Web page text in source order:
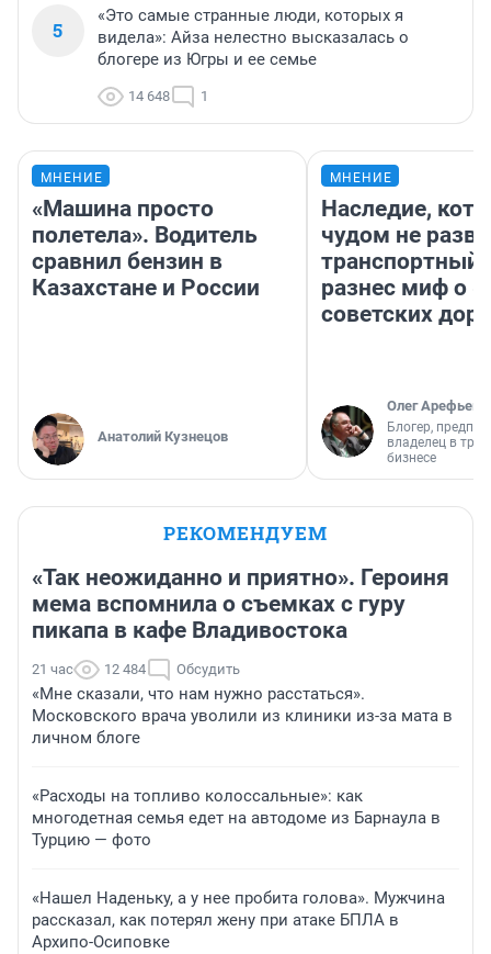
5
«Это самые странные люди, которых я
видела»: Айза нелестно высказалась о
блогере из Югры и ее семье
14 648 1
МНЕНИЕ
«Машина просто
полетела». Водитель
сравнил бензин в
Казахстане и России
Анатолий Кузнецов
МНЕНИЕ
Наследие,
чудом не
транспортный
разнес миф о
советских
Олег Арефьев
Блогер,
владелец в
бизнесе
РЕКОМЕНДУЕМ
«Так неожиданно и приятно». Героиня
мема вспомнила о съемках с гуру
пикапа в кафе Владивостока
21 час 12 484 Обсудить
«Мне сказали, что нам нужно расстаться».
Московского врача уволили из клиники из-за мата в
личном блоге
«Расходы на топливо колоссальные»: как
многодетная семья едет на автодоме из Барнаула в
Турцию — фото
«Нашел Наденьку, а у нее пробита голова». Мужчина
рассказал, как потерял жену при атаке БПЛА в
Архипо-Осиповке